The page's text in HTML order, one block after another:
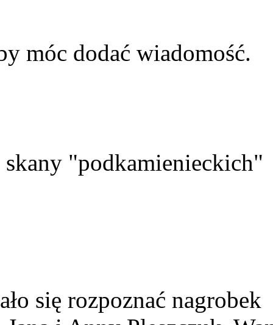
móc dodać wiadomość.
"podkamienieckich"
się rozpoznać nagrobek